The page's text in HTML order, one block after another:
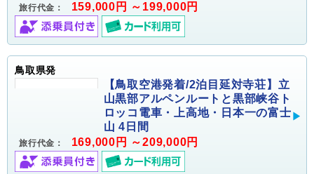
旅行代金： 159,000円 ～199,000円
鳥取県発
【鳥取空港発着/2泊目延対寺荘】立
山黒部アルペンルートと黒部峡谷ト
ロッコ電車・上高地・日本一の富士
山 4日間
旅行代金： 169,000円 ～209,000円